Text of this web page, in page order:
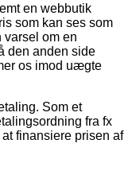
en webbutik
som kan ses som
om en
den anden side
os imod uægte
Som et
fra fx
finansiere prisen af